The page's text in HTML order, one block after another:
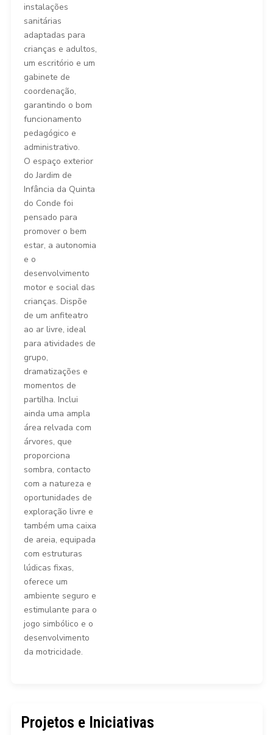
instalações
sanitárias
adaptadas para
crianças e adultos,
um escritório e um
gabinete de
coordenação,
garantindo o bom
funcionamento
pedagógico e
administrativo.
O espaço exterior
do Jardim de
Infância da Quinta
do Conde foi
pensado para
promover o bem
estar, a autonomia
e o
desenvolvimento
motor e social das
crianças. Dispõe
de um anfiteatro
ao ar livre, ideal
para atividades de
grupo,
dramatizações e
momentos de
partilha. Inclui
ainda uma ampla
área relvada com
árvores, que
proporciona
sombra, contacto
com a natureza e
oportunidades de
exploração livre e
também uma caixa
de areia, equipada
com estruturas
lúdicas fixas,
oferece um
ambiente seguro e
estimulante para o
jogo simbólico e o
desenvolvimento
da motricidade.
Projetos e Iniciativas